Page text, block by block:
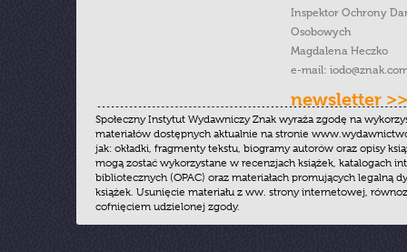
Inspektor Ochrony
Osobowych
Magdalena Heczko
e-mail:
newsletter >>
Społeczny Instytut Wydawniczy Znak wyraża zgodę na
materiałów dostępnych aktualnie na stronie
jak: okładki, fragmenty tekstu, biogramy autorów oraz opisy
mogą zostać wykorzystane w recenzjach książek, katalogach
bibliotecznych (OPAC) oraz materiałach promujących legalną
książek. Usunięcie materiału z ww. strony internetowej,
cofnięciem udzielonej zgody.